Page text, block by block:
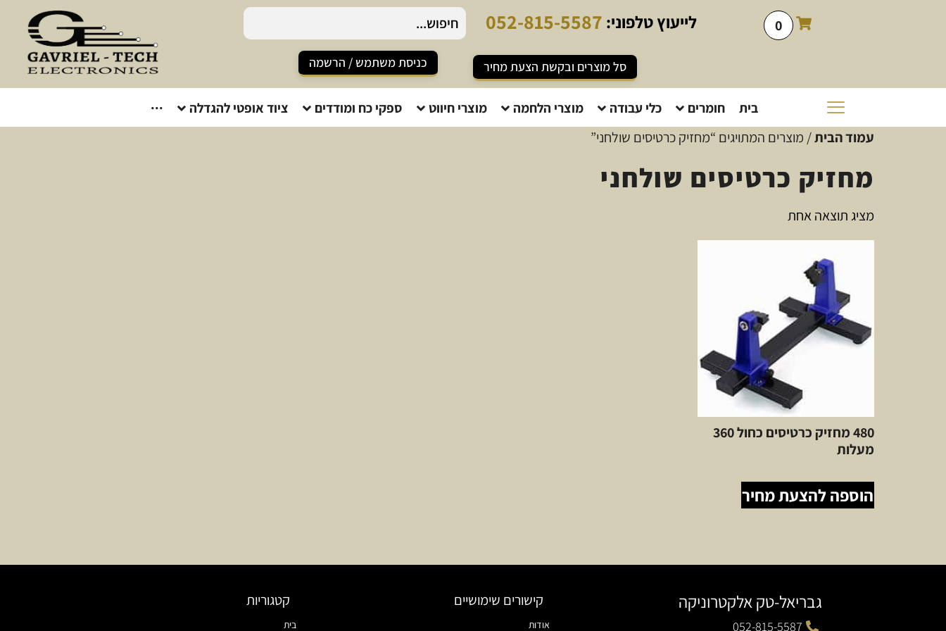
0 לייעוץטלפוני: -815-5587
סל מוצרים ובקשת הצעת מחיר כניסת משתמש / הרשמה
בית חומרים כלי עבודה מוצרי הלחמה מוצרי חיווט ספקי כח ומודדים ציוד אופטי להגדלה ···
עמוד הבית/ מוצרים המתויגים “מחזיק כרטיסים שולחני”
מחזיק כרטיסים שולחני
מציג תוצאה אחת
480 מחזיק כרטיסים כחול 360
מעלות
הוספה להצעת מחיר
גבריאל-טק אלקטרוניקה
052-815-5587
קישורים שימושיים
אודות
קטגוריות
בית